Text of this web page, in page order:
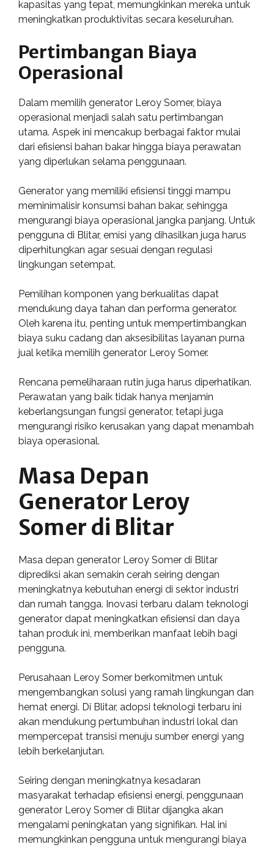
kapasitas yang tepat, memungkinkan mereka untuk
meningkatkan produktivitas secara keseluruhan.
Pertimbangan Biaya
Operasional
Dalam memilih generator Leroy Somer, biaya
operasional menjadi salah satu pertimbangan
utama. Aspek ini mencakup berbagai faktor mulai
dari efisiensi bahan bakar hingga biaya perawatan
yang diperlukan selama penggunaan.
Generator yang memiliki efisiensi tinggi mampu
meminimalisir konsumsi bahan bakar, sehingga
mengurangi biaya operasional jangka panjang. Untuk
pengguna di Blitar, emisi yang dihasilkan juga harus
diperhitungkan agar sesuai dengan regulasi
lingkungan setempat.
Pemilihan komponen yang berkualitas dapat
mendukung daya tahan dan performa generator.
Oleh karena itu, penting untuk mempertimbangkan
biaya suku cadang dan aksesibilitas layanan purna
jual ketika memilih generator Leroy Somer.
Rencana pemeliharaan rutin juga harus diperhatikan.
Perawatan yang baik tidak hanya menjamin
keberlangsungan fungsi generator, tetapi juga
mengurangi risiko kerusakan yang dapat menambah
biaya operasional.
Masa Depan
Generator Leroy
Somer di Blitar
Masa depan generator Leroy Somer di Blitar
diprediksi akan semakin cerah seiring dengan
meningkatnya kebutuhan energi di sektor industri
dan rumah tangga. Inovasi terbaru dalam teknologi
generator dapat meningkatkan efisiensi dan daya
tahan produk ini, memberikan manfaat lebih bagi
pengguna.
Perusahaan Leroy Somer berkomitmen untuk
mengembangkan solusi yang ramah lingkungan dan
hemat energi. Di Blitar, adopsi teknologi terbaru ini
akan mendukung pertumbuhan industri lokal dan
mempercepat transisi menuju sumber energi yang
lebih berkelanjutan.
Seiring dengan meningkatnya kesadaran
masyarakat terhadap efisiensi energi, penggunaan
generator Leroy Somer di Blitar dijangka akan
mengalami peningkatan yang signifikan. Hal ini
memungkinkan pengguna untuk mengurangi biaya